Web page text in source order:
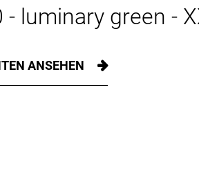
luminary green -
ANSEHEN